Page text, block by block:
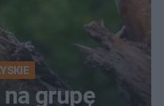
na grupę